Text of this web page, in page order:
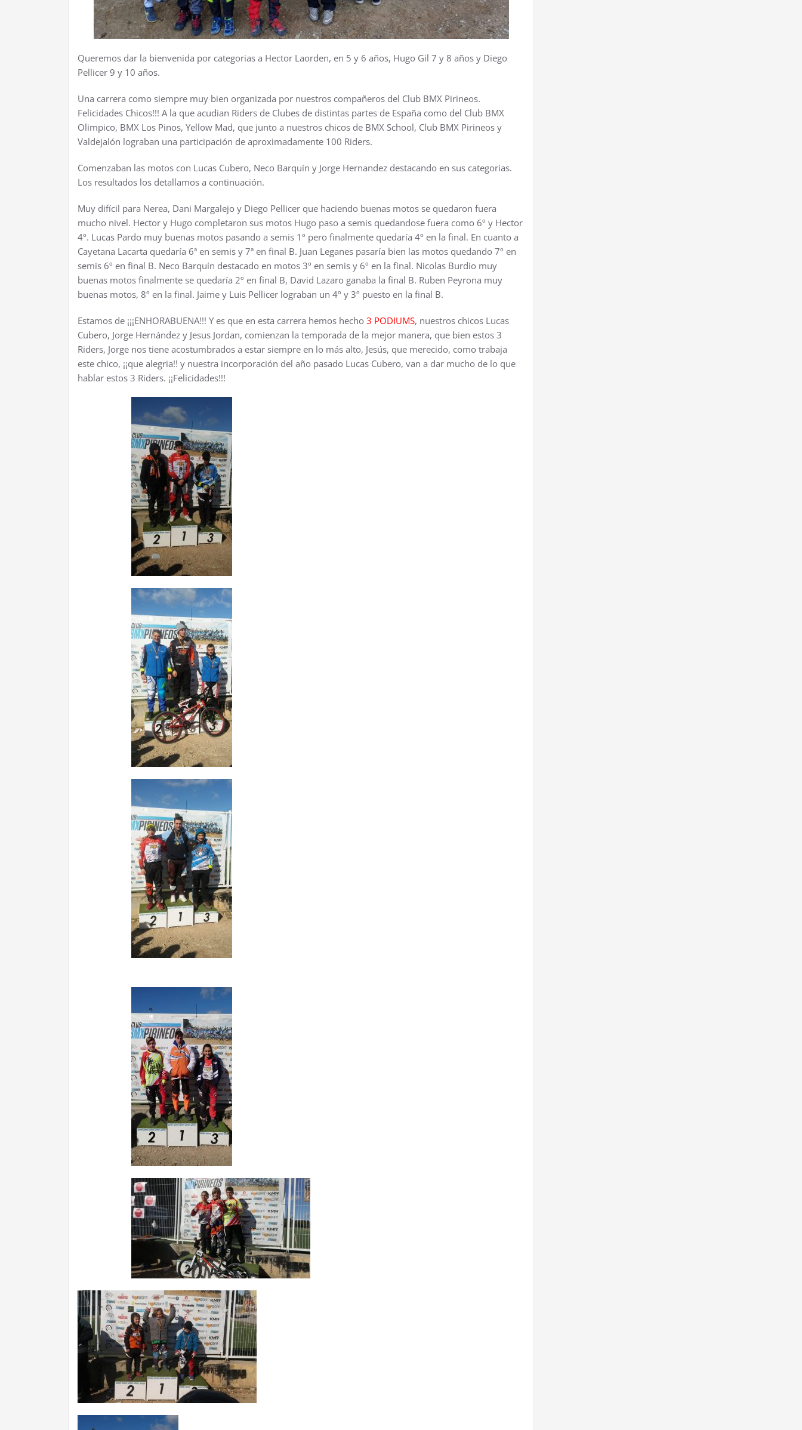
Queremos dar la bienvenida por categorias a Hector Laorden, en 5 y 6 años, Hugo Gil 7 y 8 años y Diego
Pellicer 9 y 10 años.
Una carrera como siempre muy bien organizada por nuestros compañeros del Club BMX Pirineos.
Felicidades Chicos!!! A la que acudian Riders de Clubes de distintas partes de España como del Club BMX
Olimpico, BMX Los Pinos, Yellow Mad, que junto a nuestros chicos de BMX School, Club BMX Pirineos y
Valdejalón lograban una participación de aproximadamente 100 Riders.
Comenzaban las motos con Lucas Cubero, Neco Barquín y Jorge Hernandez destacando en sus categorias.
Los resultados los detallamos a continuación.
Muy difícil para Nerea, Dani Margalejo y Diego Pellicer que haciendo buenas motos se quedaron fuera
mucho nivel. Hector y Hugo completaron sus motos Hugo paso a semis quedandose fuera como 6º y Hector
4º. Lucas Pardo muy buenas motos pasando a semis 1º pero finalmente quedaría 4º en la final. En cuanto a
Cayetana Lacarta quedaría 6ª en semis y 7ª en final B. Juan Leganes pasaría bien las motos quedando 7º en
semis 6º en final B. Neco Barquín destacado en motos 3º en semis y 6º en la final. Nicolas Burdio muy
buenas motos finalmente se quedaría 2º en final B, David Lazaro ganaba la final B. Ruben Peyrona muy
buenas motos, 8º en la final. Jaime y Luis Pellicer lograban un 4º y 3º puesto en la final B.
Estamos de ¡¡¡ENHORABUENA!!! Y es que en esta carrera hemos hecho 3 PODIUMS, nuestros chicos Lucas
Cubero, Jorge Hernández y Jesus Jordan, comienzan la temporada de la mejor manera, que bien estos 3
Riders, Jorge nos tiene acostumbrados a estar siempre en lo más alto, Jesús, que merecido, como trabaja
este chico, ¡¡que alegria!! y nuestra incorporación del año pasado Lucas Cubero, van a dar mucho de lo que
hablar estos 3 Riders. ¡¡Felicidades!!!